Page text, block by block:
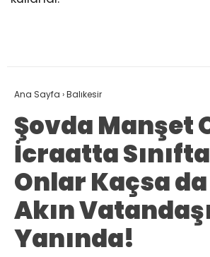
Ana Sayfa ›Balıkesir
Şovda Manşet
İcraatta
Onlar Kaçsa
Akın
Yanında!